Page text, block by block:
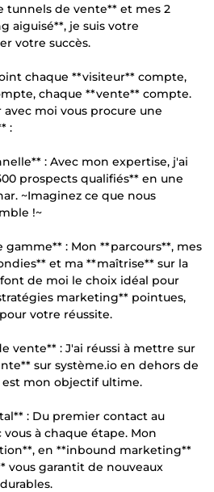
tunnels de vente** et mes 2
aiguisé**, je suis votre
votre succès.
chaque **visiteur** compte,
chaque **vente** compte.
moi vous procure une
:
: Avec mon expertise, j'ai
prospects qualifiés** en une
~Imaginez ce que nous
!~
gamme** : Mon **parcours**, mes
et ma **maîtrise** sur la
de moi le choix idéal pour
marketing** pointues,
votre réussite.
vente** : J'ai réussi à mettre sur
sur système.io en dehors de
mon objectif ultime.
: Du premier contact au
à chaque étape. Mon
en **inbound marketing**
vous garantit de nouveaux